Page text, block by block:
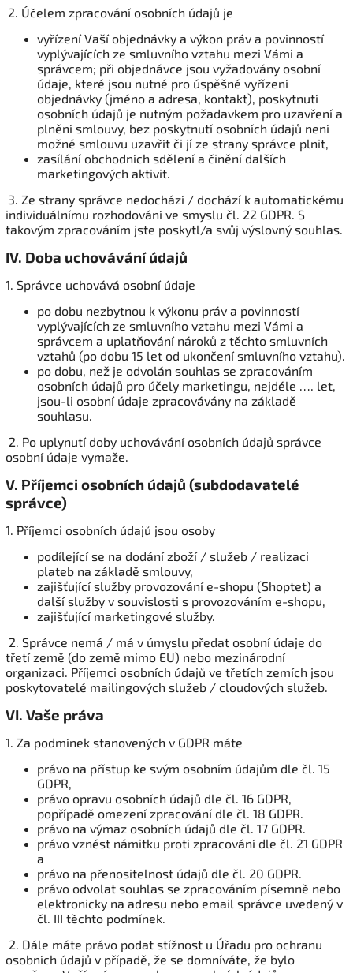
2. Účelem zpracování osobních údajů je
vyřízení Vaší objednávky a výkon práv a povinností
vyplývajících ze smluvního vztahu mezi Vámi a
správcem; při objednávce jsou vyžadovány osobní
údaje, které jsou nutné pro úspěšné vyřízení
objednávky (jméno a adresa, kontakt), poskytnutí
osobních údajů je nutným požadavkem pro uzavření a
plnění smlouvy, bez poskytnutí osobních údajů není
možné smlouvu uzavřít či jí ze strany správce plnit,
zasílání obchodních sdělení a činění dalších
marketingových aktivit.
3. Ze strany správce nedochází / dochází k automatickému
individuálnímu rozhodování ve smyslu čl. 22 GDPR. S
takovým zpracováním jste poskytl/a svůj výslovný souhlas.
IV. Doba uchovávání údajů
1. Správce uchovává osobní údaje
po dobu nezbytnou k výkonu práv a povinností
vyplývajících ze smluvního vztahu mezi Vámi a
správcem a uplatňování nároků z těchto smluvních
vztahů (po dobu 15 let od ukončení smluvního vztahu).
po dobu, než je odvolán souhlas se zpracováním
osobních údajů pro účely marketingu, nejdéle …. let,
jsou-li osobní údaje zpracovávány na základě
souhlasu.
2. Po uplynutí doby uchovávání osobních údajů správce
osobní údaje vymaže.
V. Příjemci osobních údajů (subdodavatelé
správce)
1. Příjemci osobních údajů jsou osoby
podílející se na dodání zboží / služeb / realizaci
plateb na základě smlouvy,
zajišťující služby provozování e-shopu (Shoptet) a
další služby v souvislosti s provozováním e-shopu,
zajišťující marketingové služby.
2. Správce nemá / má v úmyslu předat osobní údaje do
třetí země (do země mimo EU) nebo mezinárodní
organizaci. Příjemci osobních údajů ve třetích zemích jsou
poskytovatelé mailingových služeb / cloudových služeb.
VI. Vaše práva
1. Za podmínek stanovených v GDPR máte
právo na přístup ke svým osobním údajům dle čl. 15
GDPR,
právo opravu osobních údajů dle čl. 16 GDPR,
popřípadě omezení zpracování dle čl. 18 GDPR.
právo na výmaz osobních údajů dle čl. 17 GDPR.
právo vznést námitku proti zpracování dle čl. 21 GDPR
a
právo na přenositelnost údajů dle čl. 20 GDPR.
právo odvolat souhlas se zpracováním písemně nebo
elektronicky na adresu nebo email správce uvedený v
čl. III těchto podmínek.
2. Dále máte právo podat stížnost u Úřadu pro ochranu
osobních údajů v případě, že se domníváte, že bylo